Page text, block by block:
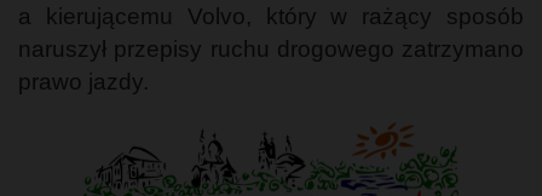
a kierującemu Volvo, który w rażący sposób
naruszył przepisy ruchu drogowego zatrzymano
prawo jazdy.